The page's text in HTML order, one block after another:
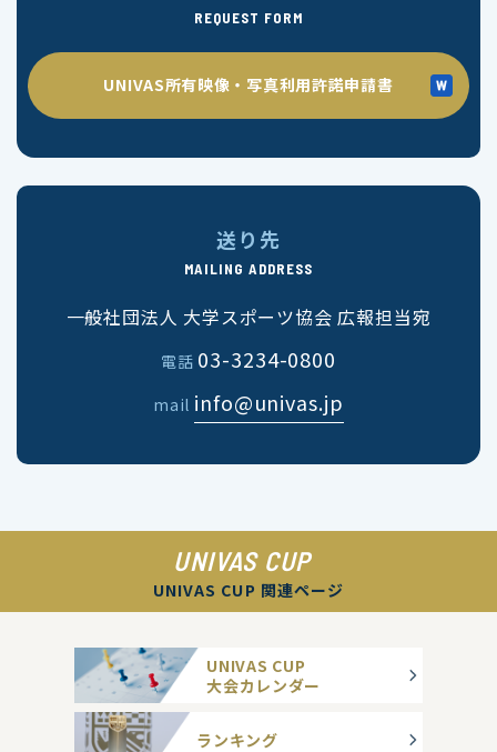
REQUEST FORM
UNIVAS所有映像・写真利用許諾申請書
送り先
MAILING ADDRESS
一般社団法人 大学スポーツ協会 広報担当宛
電話 03-3234-0800
mail info@univas.jp
UNIVAS CUP
UNIVAS CUP 関連ページ
UNIVAS CUP
大会カレンダー
ランキング